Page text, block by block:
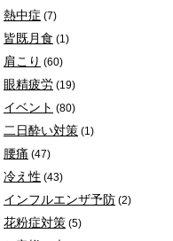
熱中症 (7)
皆既月食 (1)
肩こり (60)
眼精疲労 (19)
イベント (80)
二日酔い対策 (1)
腰痛 (47)
冷え性 (43)
インフルエンザ予防 (2)
花粉症対策 (5)